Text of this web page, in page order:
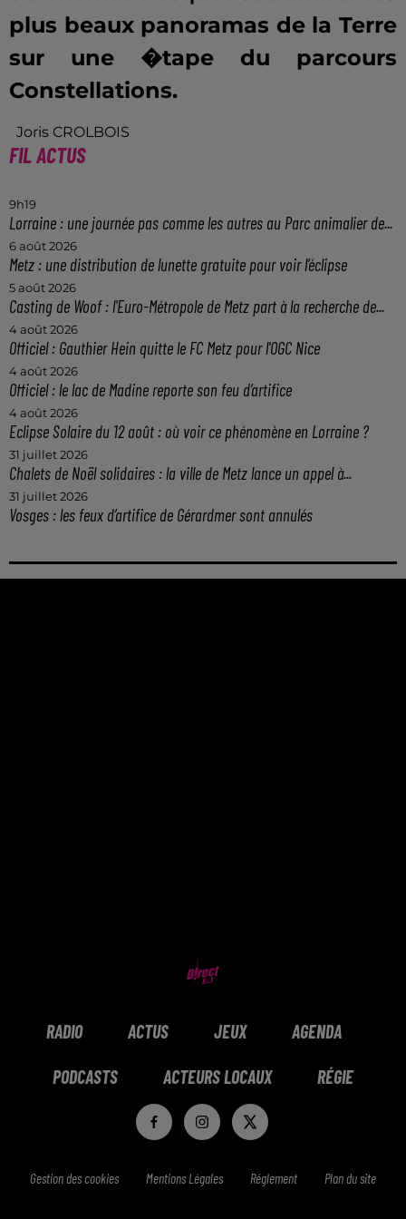
plus beaux panoramas de la Terre
sur une �tape du parcours
Constellations.
Joris CROLBOIS
FIL ACTUS
9h19
Lorraine : une journée pas comme les autres au Parc animalier de...
6 août 2026
Metz : une distribution de lunette gratuite pour voir l’éclipse
5 août 2026
Casting de Woof : l'Euro-Métropole de Metz part à la recherche de...
4 août 2026
Officiel : Gauthier Hein quitte le FC Metz pour l'OGC Nice
4 août 2026
Officiel : le lac de Madine reporte son feu d’artifice
4 août 2026
Eclipse Solaire du 12 août : où voir ce phénomène en Lorraine ?
31 juillet 2026
Chalets de Noël solidaires : la ville de Metz lance un appel à...
31 juillet 2026
Vosges : les feux d’artifice de Gérardmer sont annulés
RADIO ACTUS JEUX AGENDA
PODCASTS ACTEURS LOCAUX RÉGIE
Gestion des cookies Mentions Légales Réglement Plan du site